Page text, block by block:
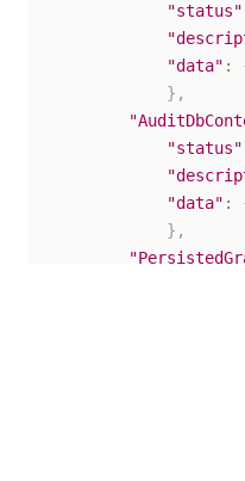
"status"
"data" :
} ,
"status"
"data" :
} ,